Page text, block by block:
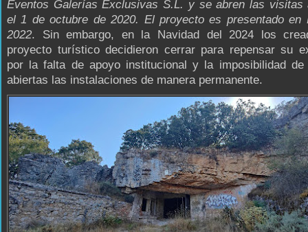
Eventos Galerías Exclusivas S.L. y se abren las visitas
el 1 de octubre de 2020. El proyecto es presentado en
2022. Sin embargo, en la Navidad del 2024 los
proyecto turístico decidieron cerrar para repensar su
por la falta de apoyo institucional y la imposibilidad de
abiertas las instalaciones de manera permanente.